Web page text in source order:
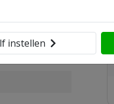
instellen